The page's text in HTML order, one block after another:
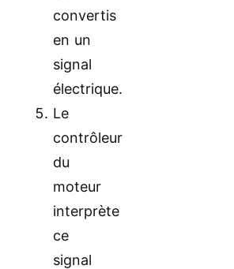
convertis
en un
signal
électrique.
Le
contrôleur
du
moteur
interprète
ce
signal